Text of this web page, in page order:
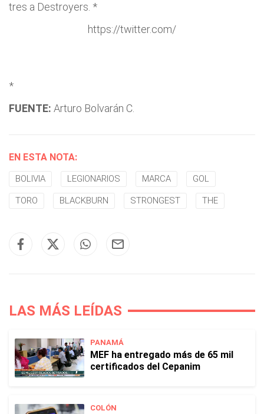
tres a Destroyers. *
https://twitter.com/
*
FUENTE: Arturo Bolvarán C.
EN ESTA NOTA:
BOLIVIA LEGIONARIOS MARCA GOL
TORO BLACKBURN STRONGEST THE
LAS MÁS LEÍDAS
PANAMÁ
MEF ha entregado más de 65 mil
certificados del Cepanim
COLÓN